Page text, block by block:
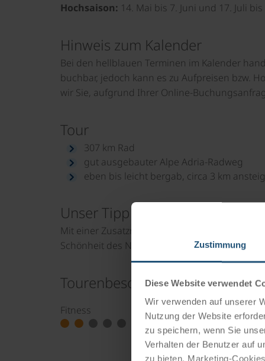
Zustimmung
Diese Website verwendet
Wir verwenden auf unserer
Nutzung der Website
zu speichern, wenn Sie
Verhalten der Benutzer auf
zu bieten. Marketing-
Hochsaison: 14. Mai bis 7. Juni und 17. Juli
Hinweis zum Kalender
Bei den hellblauen Terminen im Kalender
buchbar, jedoch kann es zu Aufpreisen bzw.
wir Sie, aufgrund Ihrer Online-
Tour
307 km Rad
gut ausgebauter Alpe Adria-Radweg
eben bis leicht bergab, circa 3 km
Unser Tipp
Mit einer Zusatznacht in Mallnitz und
Schönheit des Nationalparks Hohe Tauern.
Tourenbesonderheiten
Fitness Qualität der